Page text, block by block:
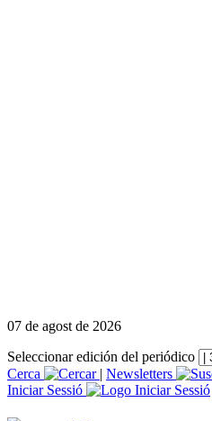
07 de agost de 2026
Seleccionar edición del periódico
Cerca
| Newsletters
Iniciar Sessió